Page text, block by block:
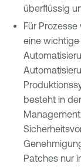
überflüssig
Für
eine
besteht in
Patches nur